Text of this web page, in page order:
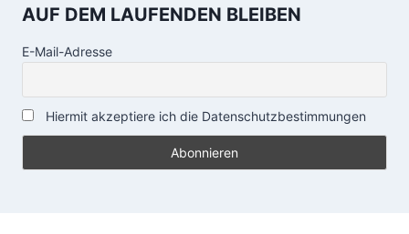
AUF DEM LAUFENDEN BLEIBEN
E-Mail-Adresse
Hiermit akzeptiere ich die Datenschutzbestimmungen